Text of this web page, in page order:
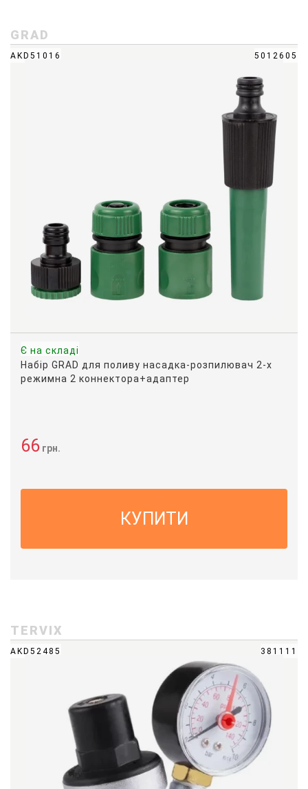
GRAD
AKD51016 5012605
Є на складі
Набір GRAD для поливу насадка-розпилювач 2-х
режимна 2 коннектора+адаптер
66 грн.
КУПИТИ
TERVIX
AKD52485 381111